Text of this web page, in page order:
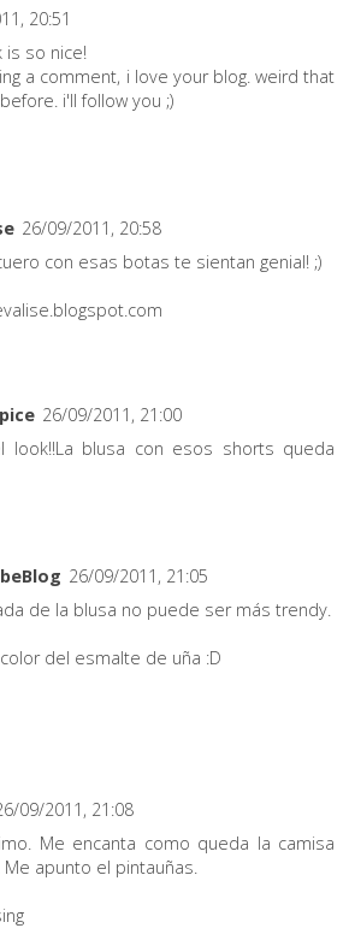
20:51
is so nice!
a comment, i love your blog. weird that
i'll follow you ;)
26/09/2011, 20:58
con esas botas te sientan genial! ;)
26/09/2011, 21:00
look!!La blusa con esos shorts queda
26/09/2011, 21:05
de la blusa no puede ser más trendy.
del esmalte de uña :D
09/2011, 21:08
Me encanta como queda la camisa
apunto el pintauñas.